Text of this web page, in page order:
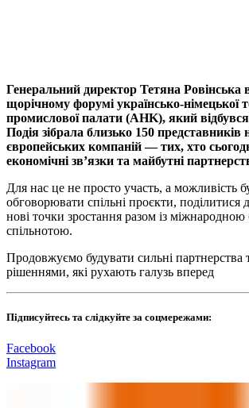
Генеральний директор Тетяна Ровінська
щорічному форумі українсько-німецької
промислової палати (AHK), який
Подія зібрала близько 150 представників
європейських компаній — тих, хто
економічні зв’язки та майбутні
Для нас це не просто участь, а можливість
обговорювати спільні проєкти, поділитися
нові точки зростання разом із міжнародною
спільнотою.
Продовжуємо будувати сильні партнерства
рішеннями, які рухають галузь вперед
Підписуйтесь та слідкуйте за соцмережами:
Facebook
Instagram